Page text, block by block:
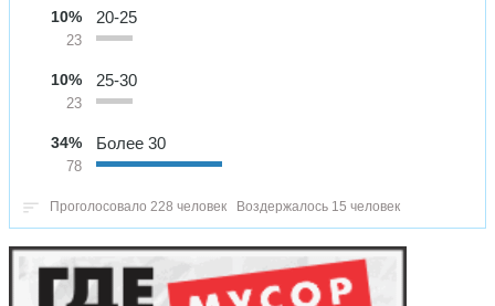
10%
23
20-25
10%
23
25-30
34%
78
Более 30
Проголосовало 228 человек Воздержалось 15 человек